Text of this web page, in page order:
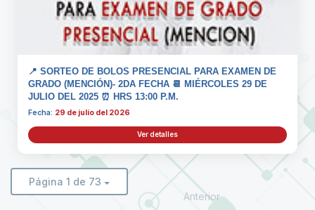
📍 SORTEO DE BOLOS PRESENCIAL PARA EXAMEN DE
GRADO (MENCIÓN)- 2DA FECHA 📆 MIÉRCOLES 29 DE
JULIO DEL 2025 ⏰ HRS 13:00 P.M.
Fecha: 29 de julio del 2026
Ver detalles
Página 1 de 73
Anterior